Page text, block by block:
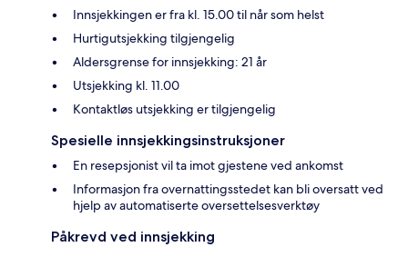
Innsjekkingen er fra kl. 15.00 til når som helst
Hurtigutsjekking tilgjengelig
Aldersgrense for innsjekking: 21 år
Utsjekking kl. 11.00
Kontaktløs utsjekking er tilgjengelig
Spesielle innsjekkingsinstruksjoner
En resepsjonist vil ta imot gjestene ved ankomst
Informasjon fra overnattingsstedet kan bli oversatt ved
hjelp av automatiserte oversettelsesverktøy
Påkrevd ved innsjekking